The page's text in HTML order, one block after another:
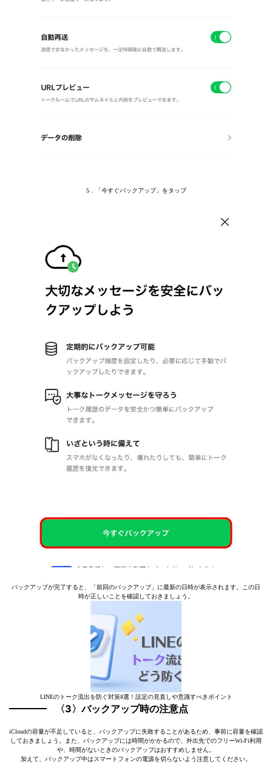
5．「今すぐバックアップ」をタップ
バックアップが完了すると、「前回のバックアップ」に最新の日時が表示されます。この日
時が正しいことを確認しておきましょう。
LINEのトーク流出を防ぐ対策8選！設定の見直しや意識すべきポイント
〈3〉バックアップ時の注意点
iCloudの容量が不足していると、バックアップに失敗することがあるため、事前に容量を確認
しておきましょう。また、バックアップには時間がかかるので、外出先でのフリーWi-Fi利用
や、時間がないときのバックアップはおすすめしません。
加えて、バックアップ中はスマートフォンの電源を切らないよう注意してください。